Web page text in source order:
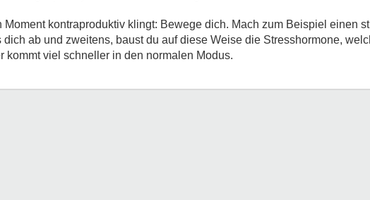
Moment kontraproduktiv klingt: Bewege dich. Mach zum Beispiel einen
dich ab und zweitens, baust du auf diese Weise die Stresshormone,
kommt viel schneller in den normalen Modus.